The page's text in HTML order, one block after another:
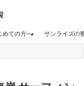
めての方へ サンライズの